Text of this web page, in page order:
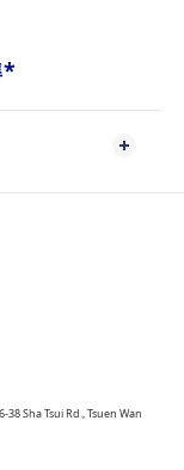
*
Sha Tsui Rd., Tsuen Wan